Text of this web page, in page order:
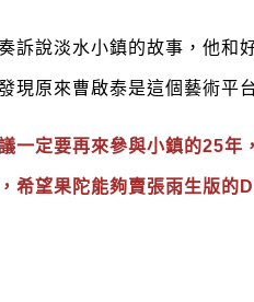
訴說淡水小鎮的故事，他
現原來曹啟泰是這個藝術平
一定要再來參與小鎮的25
希望果陀能夠賣張雨生版的